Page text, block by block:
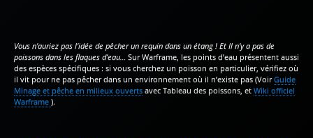
Vous n’auriez pas l’idée de pêcher un requin dans un étang ! Et Il n’y a pas de
poissons dans les flaques d’eau… Sur Warframe, les points d’eau présentent aussi
des espèces spécifiques : si vous cherchez un poisson en particulier, vérifiez où
il vit pour ne pas pêcher dans un environnement où il n’existe pas (VoirGuide
Minage et pêche en milieux ouverts avec Tableau des poissons, et Wiki officiel
Warframe ).